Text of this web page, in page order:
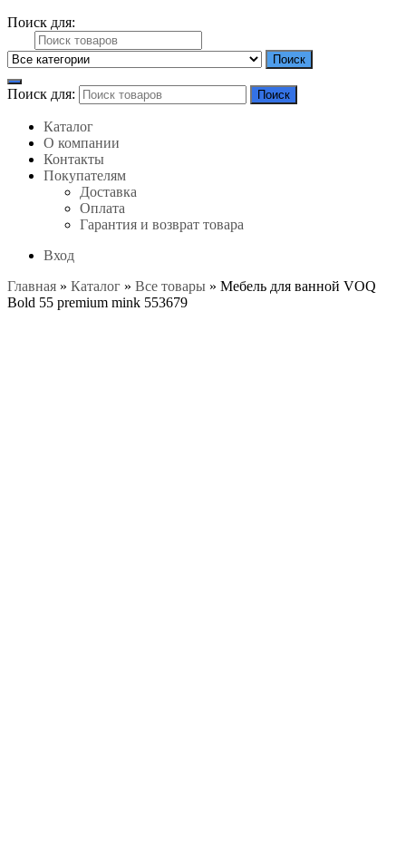
Поиск для:
Поиск
Поиск для: Поиск
Каталог
О компании
Контакты
Покупателям
Доставка
Оплата
Гарантия и возврат товара
Вход
Главная » Каталог » Все товары » Мебель для ванной VOQ
Bold 55 premium mink 553679